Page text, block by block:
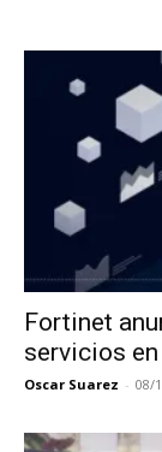
Fortinet
servicios en
Oscar Suarez - 08/